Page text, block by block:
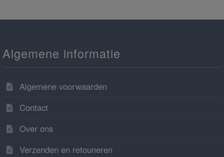
Algemene informatie
Algemene voorwaarden
Contact
Over ons
Verzenden en retouneren